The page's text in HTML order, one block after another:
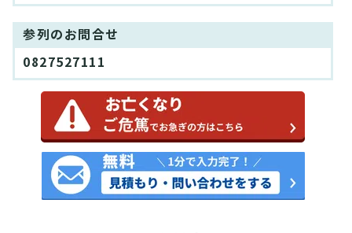
参列のお問合せ
0827527111